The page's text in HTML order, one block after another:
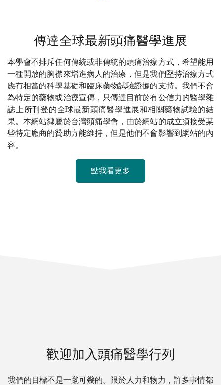
傳達全球最新頭痛醫學進展
本學會不排斥任何傳統或非傳統的頭痛治療方式，希望能用
一種開放的胸襟來增進病人的治療，但是我們堅持治療方式
應有相當的科學基礎和臨床藥物試驗證據的支持。我們不會
為特定的藥物或治療宣傳，只傳達目前於有公信力的醫學雜
誌上所刊登的全球最新頭痛醫學進展和相關藥物試驗的結
果。本網站隸屬於台灣頭痛學會，由於網站的成立須接受某
些特定廠商的贊助方能維持，但是他們不會影響到網站的內
容。
點我看更多
歡迎加入頭痛醫學行列
我們的目標不是一蹴可幾的。限於人力和物力，許多事情都